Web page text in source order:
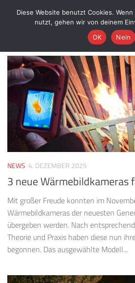
Zum Inhalt springen
NEWS 4. DEZEMBER 2025
3 neue Wärmebildkameras
Mit großer Freude konnten im
Wärmebildkameras der neuesten
übergeben werden. Nach
Theorie und Praxis haben diese nun
begonnen. Das ausgewählte Modell...
Diese Website benutzt Cookies.
nutzt, gehen wir von deinem
OK
Nein